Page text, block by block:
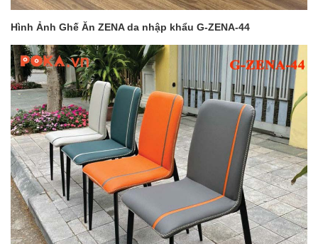
Hình Ảnh Ghế Ăn ZENA da nhập khẩu G-ZENA-44